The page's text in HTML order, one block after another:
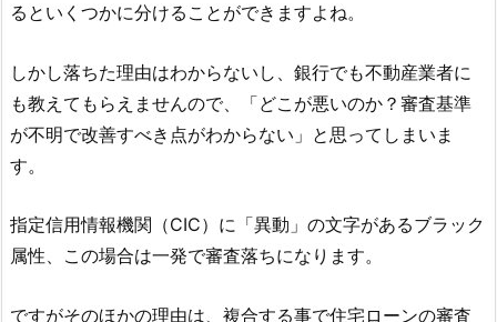
るといくつかに分けることができますよね。
しかし落ちた理由はわからないし、銀行でも不動産業者に
も教えてもらえませんので、「どこが悪いのか？審査基準
が不明で改善すべき点がわからない」と思ってしまいま
す。
指定信用情報機関（CIC）に「異動」の文字があるブラック
属性、この場合は一発で審査落ちになります。
ですがそのほかの理由は、複合する事で住宅ローンの審査